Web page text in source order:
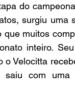
do
surgiu uma
muitos
inteiro.
o Velocitta
com uma